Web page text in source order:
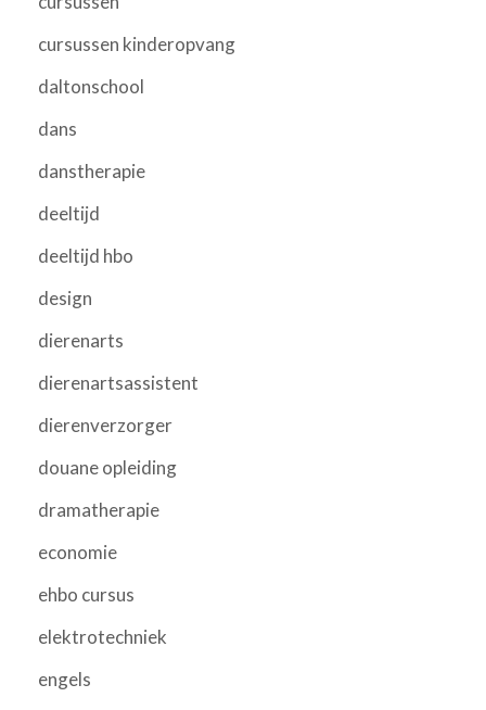
cursussen kinderopvang
daltonschool
dans
danstherapie
deeltijd
deeltijd hbo
design
dierenarts
dierenartsassistent
dierenverzorger
douane opleiding
dramatherapie
economie
ehbo cursus
elektrotechniek
engels